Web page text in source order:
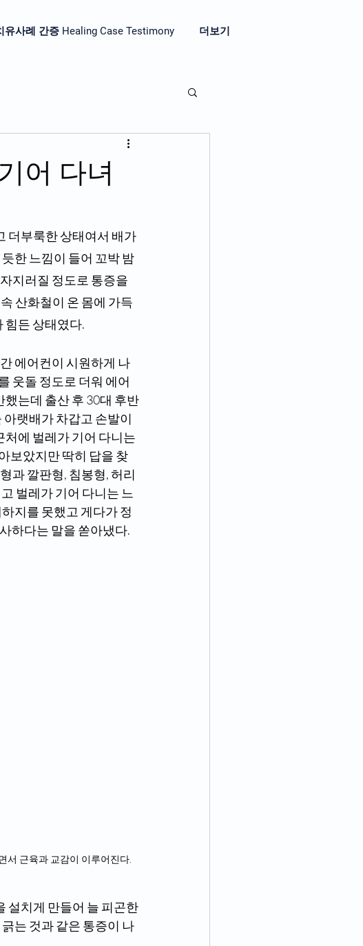
유사례 간증 Healing Case Testimony 더보기
어 다녀
더부룩한 상태여서 배가
한 느낌이 들어 꼬박 밤
지러질 정도로 통증을
산화철이 온 몸에 가득
힘든 상태였다.
에어컨이 시원하게 나
웃돌 정도로 더워 에어
했는데 출산 후 30대 후반
랫배가 차갑고 손발이
처에 벌레가 기어 다니는
보았지만 딱히 답을 찾
과 깔판형, 침봉형, 허리
벌레가 기어 다니는 느
지를 못했고 게다가 정
하다는 말을 쏟아냈다.
서 근육과 교감이 이루어진다.
는 것과 같은 통증이 나